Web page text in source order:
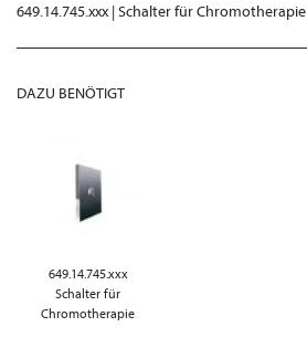
649.14.745.xxx | Schalter für Chromotherapie
DAZU BENÖTIGT
649.14.745.xxx
Schalter für
Chromotherapie